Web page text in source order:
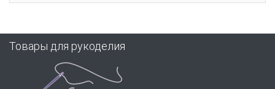
Товары для рукоделия